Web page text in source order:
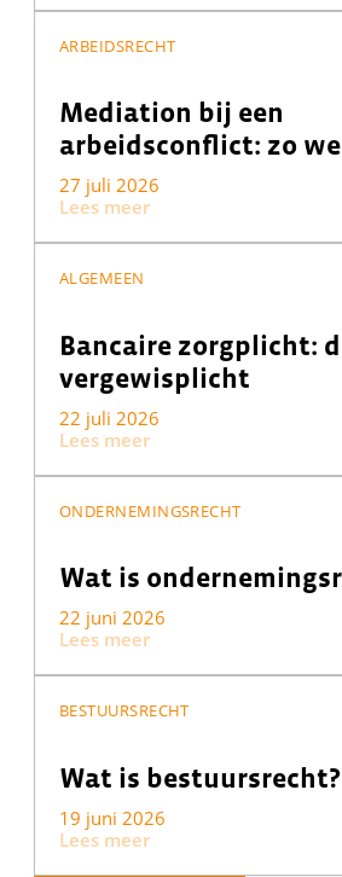
ARBEIDSRECHT
Mediation bij een
arbeidsconflict: zo
27 juli 2026
Lees meer
ALGEMEEN
Bancaire zorgplicht:
vergewisplicht
22 juli 2026
Lees meer
ONDERNEMINGSRECHT
Wat is
22 juni 2026
Lees meer
BESTUURSRECHT
Wat is bestuursrecht?
19 juni 2026
Lees meer